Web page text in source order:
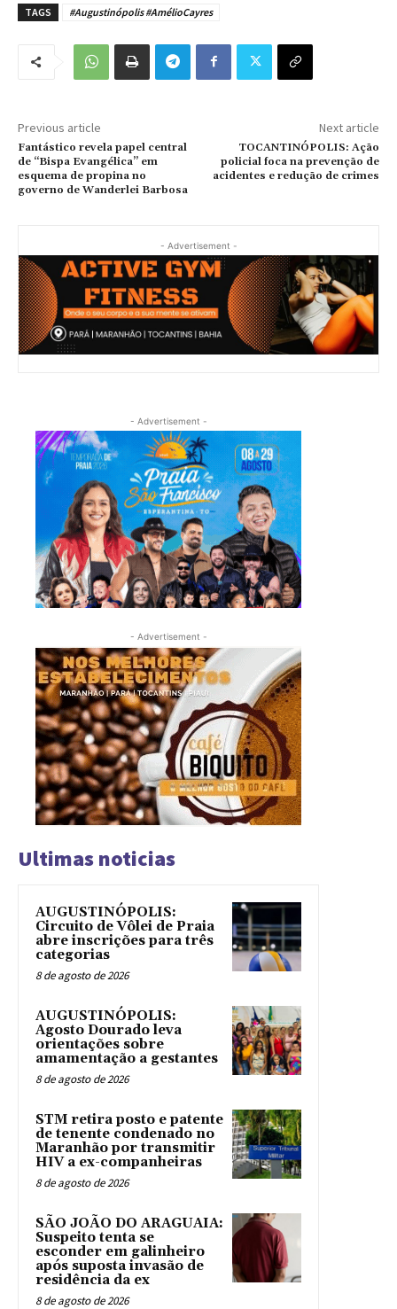
TAGS #Augustinópolis #AmélioCayres
Previous article
Fantástico revela papel central
de “Bispa Evangélica” em
esquema de propina no
governo de Wanderlei Barbosa
Next article
TOCANTINÓPOLIS: Ação
policial foca na prevenção de
acidentes e redução de crimes
- Advertisement -
- Advertisement -
- Advertisement -
Ultimas noticias
AUGUSTINÓPOLIS:
Circuito de Vôlei de Praia
abre inscrições para três
categorias
8 de agosto de 2026
AUGUSTINÓPOLIS:
Agosto Dourado leva
orientações sobre
amamentação a gestantes
8 de agosto de 2026
STM retira posto e patente
de tenente condenado no
Maranhão por transmitir
HIV a ex-companheiras
8 de agosto de 2026
SÃO JOÃO DO ARAGUAIA:
Suspeito tenta se
esconder em galinheiro
após suposta invasão de
residência da ex
8 de agosto de 2026